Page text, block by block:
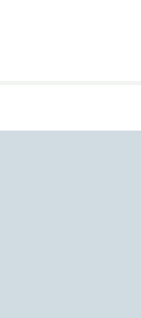
librairie est ouverte